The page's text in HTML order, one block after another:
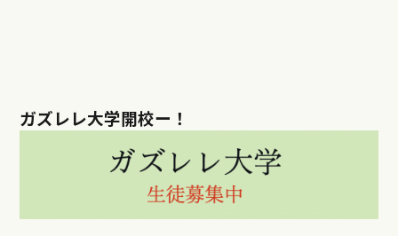
ガズレレ大学開校ー！